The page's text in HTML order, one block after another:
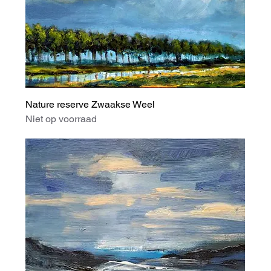
Nature reserve Zwaakse Weel
Niet op voorraad